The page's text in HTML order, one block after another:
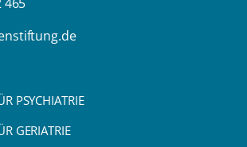
465
PSYCHIATRIE
GERIATRIE